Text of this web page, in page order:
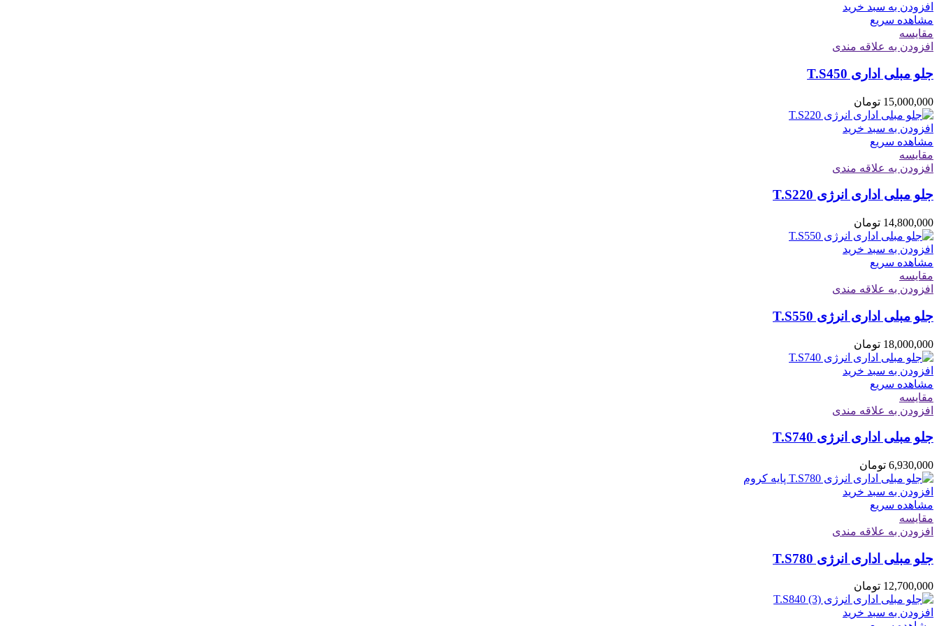
افزودن به سبد خرید
مشاهده سریع
مقایسه
افزودن به علاقه مندی
جلو مبلی اداری T.S450
15,000,000 تومان
افزودن به سبد خرید
مشاهده سریع
مقایسه
افزودن به علاقه مندی
جلو مبلی اداری انرژی T.S220
14,800,000 تومان
افزودن به سبد خرید
مشاهده سریع
مقایسه
افزودن به علاقه مندی
جلو مبلی اداری انرژی T.S550
18,000,000 تومان
افزودن به سبد خرید
مشاهده سریع
مقایسه
افزودن به علاقه مندی
جلو مبلی اداری انرژی T.S740
6,930,000 تومان
افزودن به سبد خرید
مشاهده سریع
مقایسه
افزودن به علاقه مندی
جلو مبلی اداری انرژی T.S780
12,700,000 تومان
افزودن به سبد خرید